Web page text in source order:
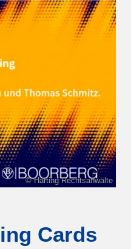
© Härting Rechtsanwälte
Cards